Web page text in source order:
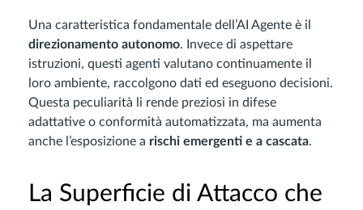
Una caratteristica fondamentale dell’AI Agente è il
direzionamento autonomo. Invece di aspettare
istruzioni, questi agenti valutano continuamente il
loro ambiente, raccolgono dati ed eseguono decisioni.
Questa peculiarità li rende preziosi in difese
adattative o conformità automatizzata, ma aumenta
anche l’esposizione a rischi emergenti e a cascata.
La Superficie di Attacco che